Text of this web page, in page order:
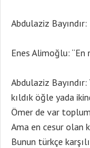
Abdulaziz
Enes Alimoğlu: “En
Abdulaziz
kıldık öğle yada
Ömer de var
Ama en cesur olan
Bunun türkçe